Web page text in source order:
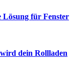
Lösung für Fenster
dein Rollladen